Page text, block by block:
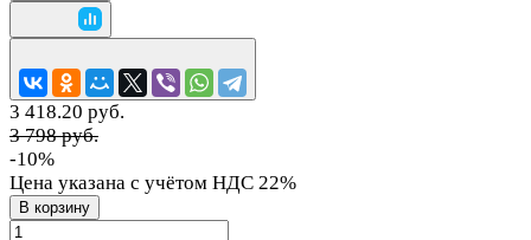
3 418.20 руб.
3 798 руб.
-10%
Цена указана с учётом НДС 22%
В корзину